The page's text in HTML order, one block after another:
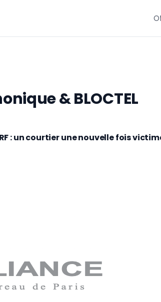
& BLOCTEL
: un courtier une nouvelle fois